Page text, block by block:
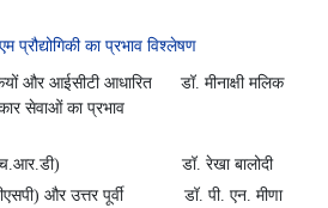
प्रौद्योगिकी का प्रभाव विश्लेषण
और आईसीटी आधारित
सेवाओं का प्रभाव
डॉ. मीनाक्षी मलिक
डॉ. रेखा बालोदी
और उत्तर पूर्वी
डॉ. पी. एन. मीणा